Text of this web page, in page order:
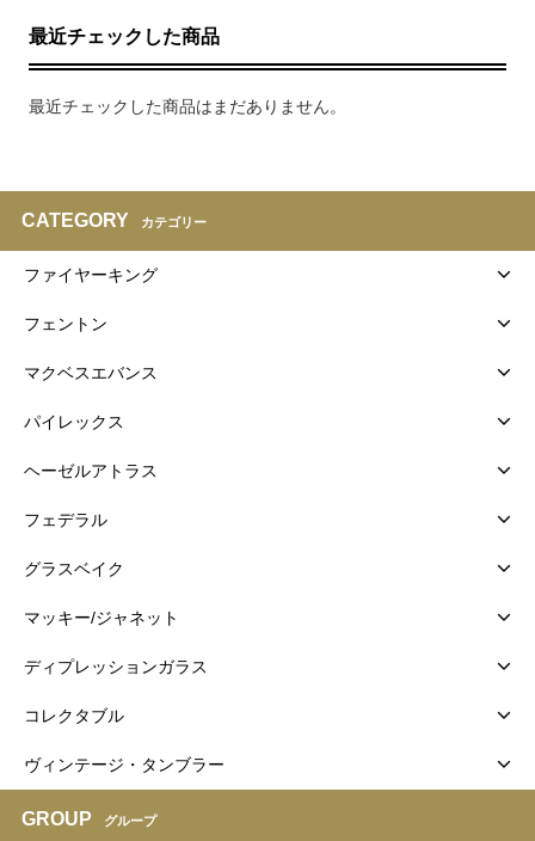
最近チェックした商品
最近チェックした商品はまだありません。
CATEGORY カテゴリー
ファイヤーキング
フェントン
マクベスエバンス
パイレックス
ヘーゼルアトラス
フェデラル
グラスベイク
マッキー/ジャネット
ディプレッションガラス
コレクタブル
ヴィンテージ・タンブラー
GROUP グループ